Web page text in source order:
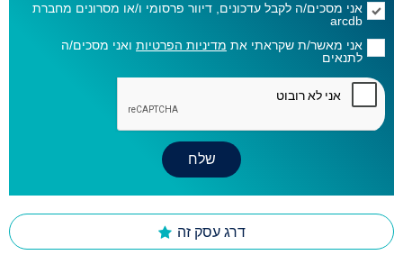
אני מסכים/ה לקבל עדכונים, דיוור פרסומי ו/או מסרונים מחברת
arcdb
אני מאשר/ת שקראתי את מדיניות הפרטיות ואני מסכים/ה
לתנאים
דרג עסק זה